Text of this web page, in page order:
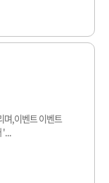
며,이벤트 이벤트
'...